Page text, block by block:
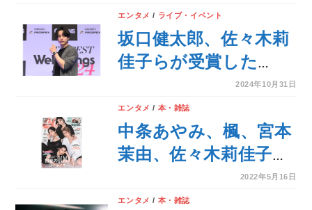
「KotoUta」4月23日
提供開始！
エンタメ / ライブ・イベント
坂口健太郎、佐々木莉
佳子らが受賞した
OCEANS Feel So
Good AWARD 「The
BEST Wellbeings
2024」受賞者披露セレ
2024年10月31日
エンタメ / 本・雑誌
中条あやみ、楓、宮本
茉由、佐々木莉佳子、
○○○で表紙勝ち取りま
した！
2022年5月16日
エンタメ / 本・雑誌